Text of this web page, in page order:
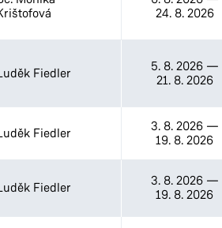
24. 8. 2026
Fiedler 5. 8. 2026—
21. 8. 2026
Fiedler 3. 8. 2026—
19. 8. 2026
Fiedler 3. 8. 2026—
19. 8. 2026